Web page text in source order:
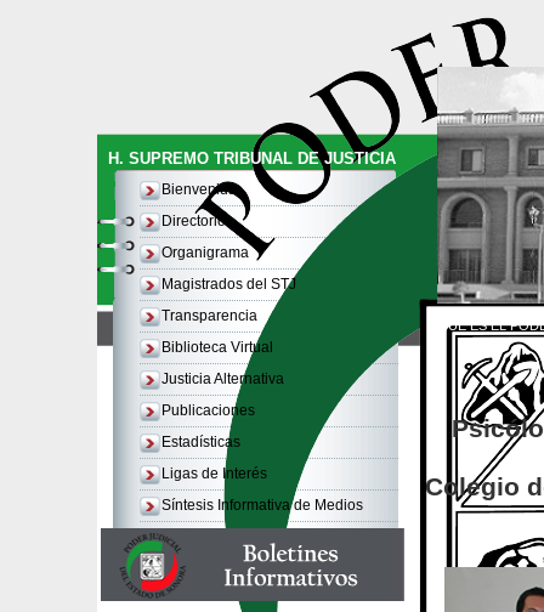
H. SUPREMO TRIBUNAL DE JUSTICIA
Bienvenida
Directorio
Organigrama
Magistrados del STJ
Transparencia
Biblioteca Virtual
Justicia Alternativa
Publicaciones
Estadísticas
Ligas de Interés
Síntesis Informativa de Medios
QUE ES EL
Colegio